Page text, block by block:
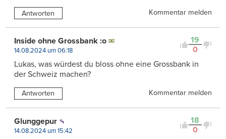
Antworten Kommentar melden
19
0
Inside ohne Grossbank :o
14.08.2024 um 06:18
Lukas, was würdest du bloss ohne eine Grossbank in
der Schweiz machen?
Antworten Kommentar melden
18
0
Glunggepur
14.08.2024 um 15:42